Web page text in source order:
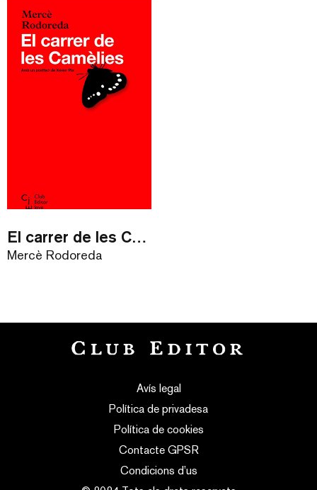
El carrer de les Camèlies
Mercè Rodoreda
Avís legal
Política de privadesa
Política de cookies
Contacte GPSR
Condicions d’us